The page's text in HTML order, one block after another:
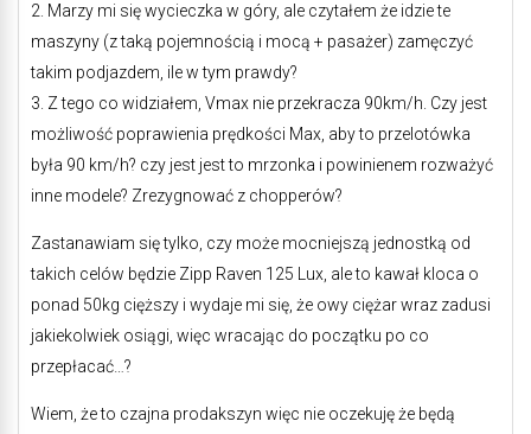
2. Marzy mi się wycieczka w góry, ale czytałem że idzie te
maszyny (z taką pojemnością i mocą + pasażer) zamęczyć
takim podjazdem, ile w tym prawdy?
3. Z tego co widziałem, Vmax nie przekracza 90km/h. Czy jest
możliwość poprawienia prędkości Max, aby to przelotówka
była 90 km/h? czy jest jest to mrzonka i powinienem rozważyć
inne modele? Zrezygnować z chopperów?
Zastanawiam się tylko, czy może mocniejszą jednostką od
takich celów będzie Zipp Raven 125 Lux, ale to kawał kloca o
ponad 50kg cięższy i wydaje mi się, że owy ciężar wraz zadusi
jakiekolwiek osiągi, więc wracając do początku po co
przepłacać…?
Wiem, że to czajna prodakszyn więc nie oczekuję że będą